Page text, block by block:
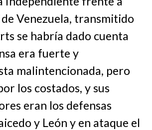
Venezuela, transmitido
se habría dado cuenta
era fuerte y
malintencionada, pero
los costados, y sus
eran los defensas
y León y en ataque el